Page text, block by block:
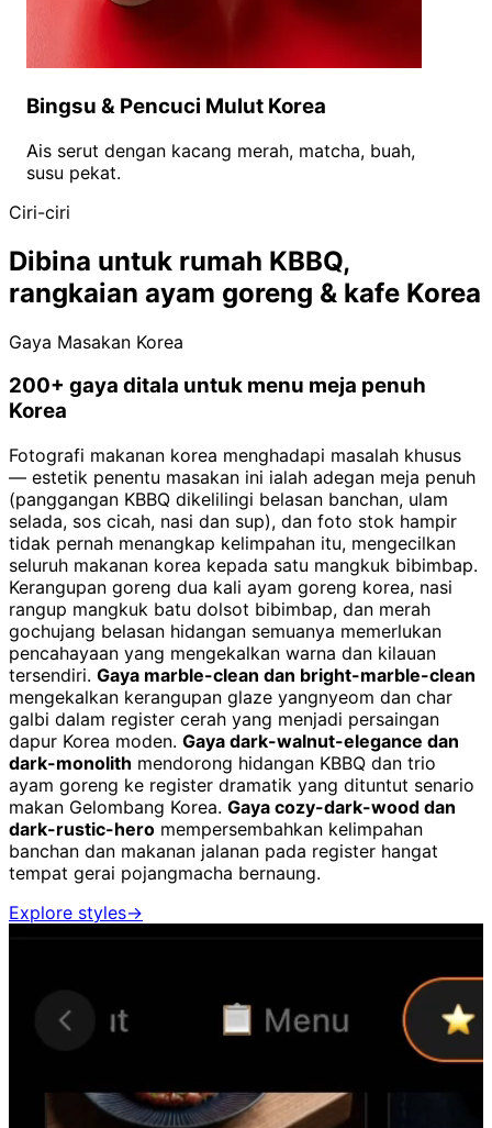
Bingsu & Pencuci Mulut Korea
Ais serut dengan kacang merah, matcha, buah,
susu pekat.
Ciri-ciri
Dibina untuk rumah KBBQ,
rangkaian ayam goreng & kafe Korea
Gaya Masakan Korea
200+ gaya ditala untuk menu meja penuh
Korea
Fotografi makanan korea menghadapi masalah khusus
— estetik penentu masakan ini ialah adegan meja penuh
(panggangan KBBQ dikelilingi belasan banchan, ulam
selada, sos cicah, nasi dan sup), dan foto stok hampir
tidak pernah menangkap kelimpahan itu, mengecilkan
seluruh makanan korea kepada satu mangkuk bibimbap.
Kerangupan goreng dua kali ayam goreng korea, nasi
rangup mangkuk batu dolsot bibimbap, dan merah
gochujang belasan hidangan semuanya memerlukan
pencahayaan yang mengekalkan warna dan kilauan
tersendiri. Gaya marble-clean dan bright-marble-clean
mengekalkan kerangupan glaze yangnyeom dan char
galbi dalam register cerah yang menjadi persaingan
dapur Korea moden. Gaya dark-walnut-elegance dan
dark-monolith mendorong hidangan KBBQ dan trio
ayam goreng ke register dramatik yang dituntut senario
makan Gelombang Korea. Gaya cozy-dark-wood dan
dark-rustic-hero mempersembahkan kelimpahan
banchan dan makanan jalanan pada register hangat
tempat gerai pojangmacha bernaung.
Explore styles→